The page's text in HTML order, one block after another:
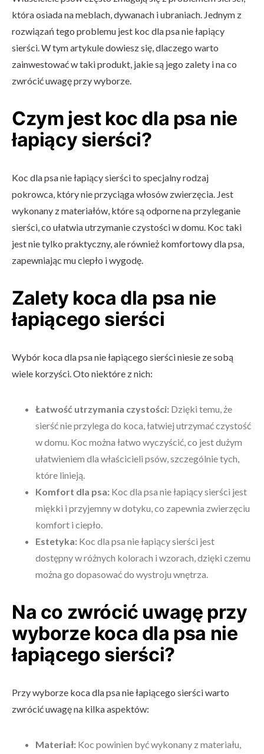
która osiada na meblach, dywanach i ubraniach. Jednym z
rozwiązań tego problemu jest koc dla psa nie łapiący
sierści. W tym artykule dowiesz się, dlaczego warto
zainwestować w taki produkt, jakie są jego zalety i na co
zwrócić uwagę przy wyborze.
Czym jest koc dla psa nie
łapiący sierści?
Koc dla psa nie łapiący sierści to specjalny rodzaj
pokrowca, który nie przyciąga włosów zwierzęcia. Jest
wykonany z materiałów, które są odporne na przyleganie
sierści, co ułatwia utrzymanie czystości w domu. Koc taki
jest nie tylko praktyczny, ale również komfortowy dla psa,
zapewniając mu ciepło i wygodę.
Zalety koca dla psa nie
łapiącego sierści
Wybór koca dla psa nie łapiącego sierści niesie ze sobą
wiele korzyści. Oto niektóre z nich:
Łatwość utrzymania czystości: Dzięki temu, że
sierść nie przylega do koca, łatwiej utrzymać czystość
w domu. Koc można łatwo wyczyścić, co jest dużym
ułatwieniem dla właścicieli psów, szczególnie tych,
które linieją.
Komfort dla psa: Koc dla psa nie łapiący sierści jest
miękki i przyjemny w dotyku, co zapewnia zwierzęciu
komfort i ciepło.
Estetyka: Koc dla psa nie łapiący sierści jest
dostępny w różnych kolorach i wzorach, dzięki czemu
można go dopasować do wystroju wnętrza.
Na co zwrócić uwagę przy
wyborze koca dla psa nie
łapiącego sierści?
Przy wyborze koca dla psa nie łapiącego sierści warto
zwrócić uwagę na kilka aspektów:
Materiał: Koc powinien być wykonany z materiału,